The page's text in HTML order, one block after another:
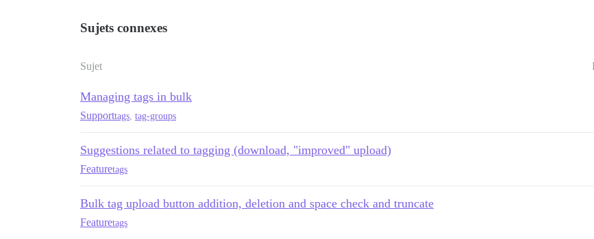
Sujets connexes
Sujet
Managing tags in bulk
Supporttags tag-groups
Suggestions related to tagging (download, "improved" upload)
Featuretags
Bulk tag upload button addition, deletion and space check and truncate
Featuretags